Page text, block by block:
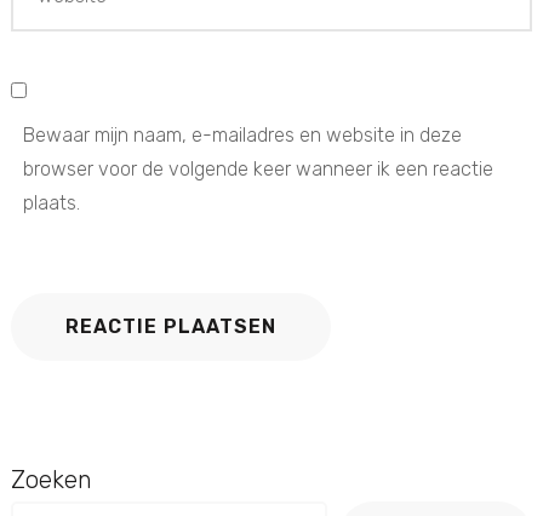
Bewaar mijn naam, e-mailadres en website in deze
browser voor de volgende keer wanneer ik een reactie
plaats.
Zoeken